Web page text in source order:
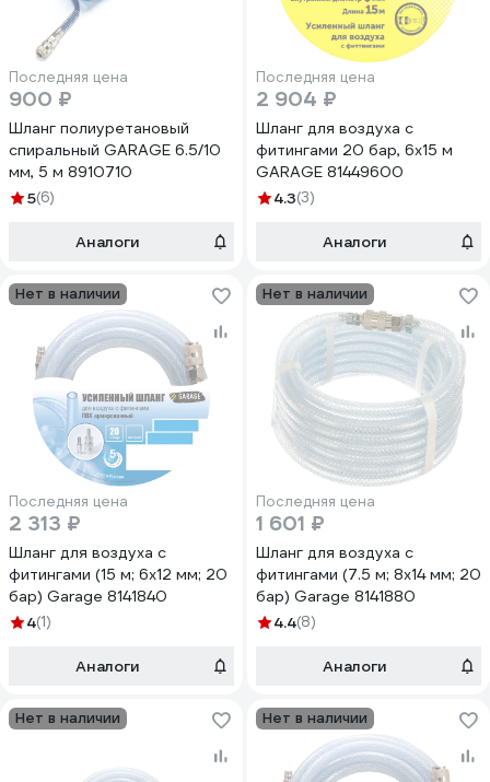
Последняя цена
900 ₽
Шланг полиуретановый
спиральный GARAGE 6.5/10
мм, 5 м 8910710
5(6)
Аналоги
Последняя цена
2 904 ₽
Шланг для воздуха с
фитингами 20 бар, 6х15 м
GARAGE 81449600
4.3(3)
Аналоги
Нет в наличии
Последняя цена
2 313 ₽
Шланг для воздуха с
фитингами (15 м; 6х12 мм; 20
бар) Garage 8141840
4(1)
Аналоги
Нет в наличии
Последняя цена
1 601 ₽
Шланг для воздуха с
фитингами (7.5 м; 8х14 мм; 20
бар) Garage 8141880
4.4(8)
Аналоги
Нет в наличии Нет в наличии